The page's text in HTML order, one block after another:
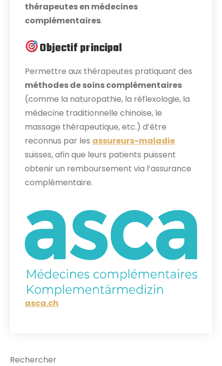
thérapeutes en médecines
complémentaires.
Objectif principal
Permettre aux thérapeutes pratiquant des
méthodes de soins complémentaires
(comme la naturopathie, la réflexologie, la
médecine traditionnelle chinoise, le
massage thérapeutique, etc.) d’être
reconnus par les assureurs-maladie
suisses, afin que leurs patients puissent
obtenir un remboursement via l’assurance
complémentaire.
asca.ch
Rechercher